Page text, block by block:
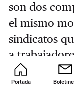
Portada
son dos
el mismo
sindicatos
a
no un solo